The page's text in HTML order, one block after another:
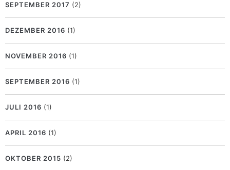
SEPTEMBER 2017 (2)
DEZEMBER 2016 (1)
NOVEMBER 2016 (1)
SEPTEMBER 2016 (1)
JULI 2016 (1)
APRIL 2016 (1)
OKTOBER 2015 (2)